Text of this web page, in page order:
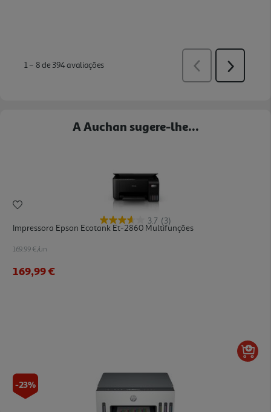
A Auchan sugere-lhe...
3.7 (3)
Impressora Epson Ecotank Et-2860 Multifunções
169.99 €/un
169,99 €
-23%